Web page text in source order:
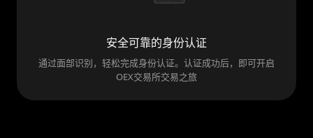
安全可靠的身份认证
通过面部识别，轻松完成身份认证。认证成功后，即可开启
OEX交易所交易之旅